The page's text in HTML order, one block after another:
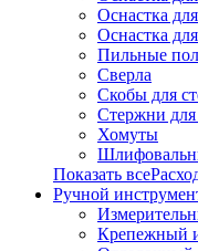
Оснастка
Оснастка
Пильные
Сверла
Скобы для
Стержни для
Хомуты
Показать
Ручной
Крепежный